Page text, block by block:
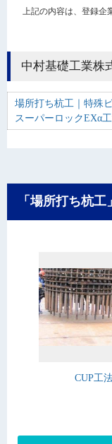
上記の内容は、登録企
中村基礎工業株
場所打ち杭工｜特殊
スーパーロックEXα
「場所打ち杭工」
CUP工